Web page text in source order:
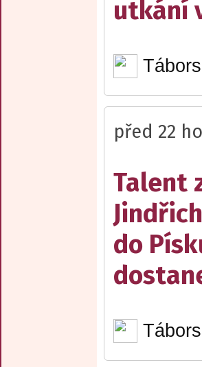
utkání
před 22
Talent
do